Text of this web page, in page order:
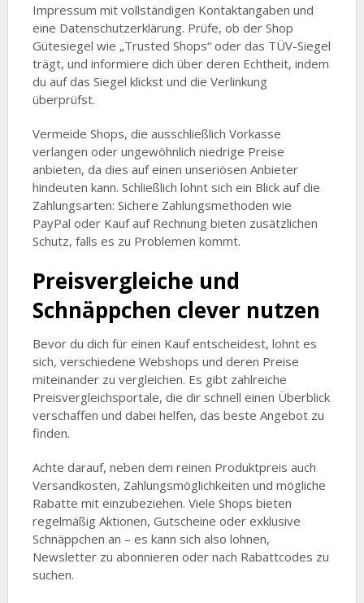
Impressum mit vollständigen Kontaktangaben und
eine Datenschutzerklärung. Prüfe, ob der Shop
Gütesiegel wie „Trusted Shops“ oder das TÜV-Siegel
trägt, und informiere dich über deren Echtheit, indem
du auf das Siegel klickst und die Verlinkung
überprüfst.
Vermeide Shops, die ausschließlich Vorkasse
verlangen oder ungewöhnlich niedrige Preise
anbieten, da dies auf einen unseriösen Anbieter
hindeuten kann. Schließlich lohnt sich ein Blick auf die
Zahlungsarten: Sichere Zahlungsmethoden wie
PayPal oder Kauf auf Rechnung bieten zusätzlichen
Schutz, falls es zu Problemen kommt.
Preisvergleiche und
Schnäppchen clever nutzen
Bevor du dich für einen Kauf entscheidest, lohnt es
sich, verschiedene Webshops und deren Preise
miteinander zu vergleichen. Es gibt zahlreiche
Preisvergleichsportale, die dir schnell einen Überblick
verschaffen und dabei helfen, das beste Angebot zu
finden.
Achte darauf, neben dem reinen Produktpreis auch
Versandkosten, Zahlungsmöglichkeiten und mögliche
Rabatte mit einzubeziehen. Viele Shops bieten
regelmäßig Aktionen, Gutscheine oder exklusive
Schnäppchen an – es kann sich also lohnen,
Newsletter zu abonnieren oder nach Rabattcodes zu
suchen.